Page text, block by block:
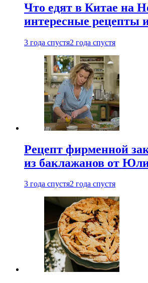
Что едят в Китае на
интересные рецепты
3 года спустя2 года спустя
Рецепт фирменной
из баклажанов от
3 года спустя2 года спустя